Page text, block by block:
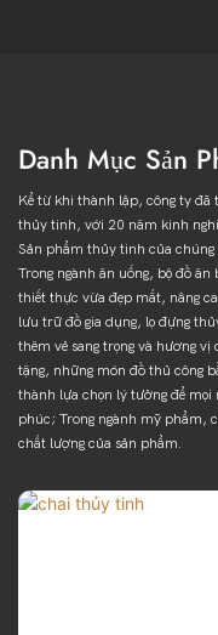
Danh Mục Sản
Kể từ khi thành lập, công ty đã
thủy tinh, với 20 năm kinh
Sản phẩm thủy tinh của chúng
Trong ngành ăn uống, bộ đồ
thiết thực vừa đẹp mắt, nâng
lưu trữ đồ gia dụng, lọ đựng
thêm vẻ sang trọng và hương
tặng, những món đồ thủ công
thành lựa chọn lý tưởng để
phúc; Trong ngành mỹ phẩm,
chất lượng của sản phẩm.